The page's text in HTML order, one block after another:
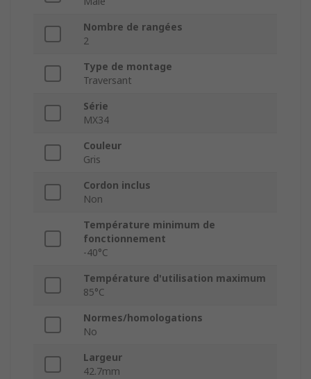
Nombre de rangées
2
Type de montage
Traversant
Série
MX34
Couleur
Gris
Cordon inclus
Non
Température minimum de
fonctionnement
-40°C
Température d'utilisation maximum
85°C
Normes/homologations
No
Largeur
42.7mm